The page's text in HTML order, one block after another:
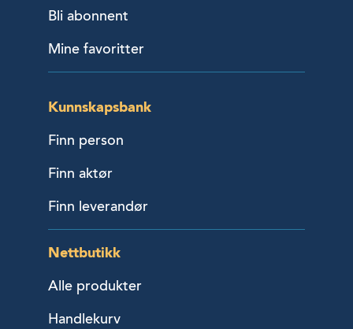
Bli abonnent
Mine favoritter
Kunnskapsbank
Finn person
Finn aktør
Finn leverandør
Nettbutikk
Alle produkter
Handlekurv